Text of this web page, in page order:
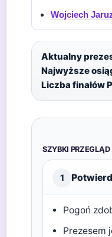
Wojciech
Aktualny
Najwyższe
Liczba finałów
SZYBKI PRZEGLĄD
1
Pogoń
Prezesem